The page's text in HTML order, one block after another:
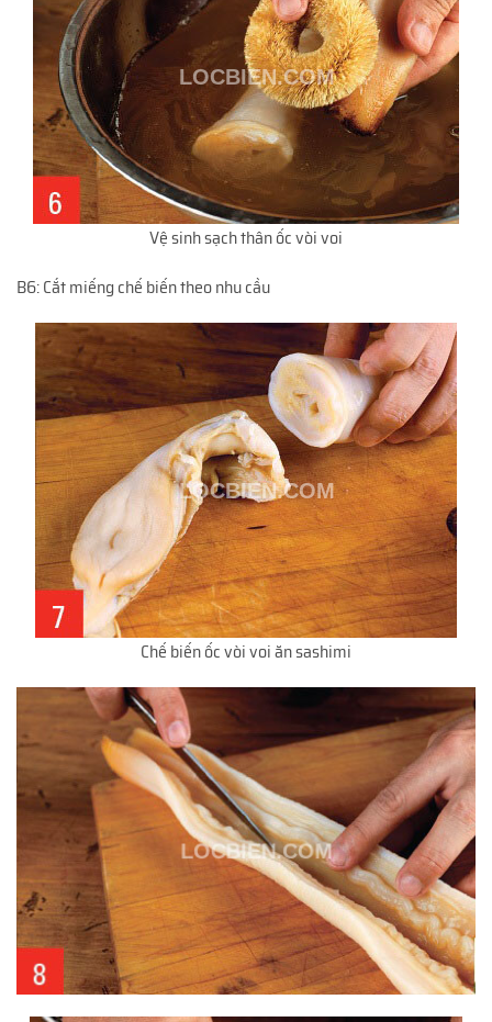
Vệ sinh sạch thân ốc vòi voi
B6: Cắt miếng chế biến theo nhu cầu
Chế biến ốc vòi voi ăn sashimi